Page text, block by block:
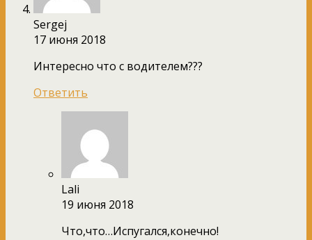
Sergej
17 июня 2018
Интересно что с водителем???
Ответить
Lali
19 июня 2018
Что,что…Испугался,конечно!